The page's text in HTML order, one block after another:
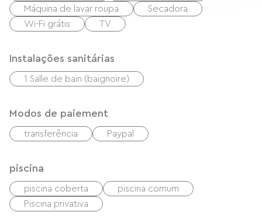
Máquina de lavar roupa
Secadora
Wi-Fi grátis
TV
Instalações sanitárias
1 Salle de bain (baignoire)
Modos de paiement
transferência Paypal
piscina
piscina coberta
piscina comum
Piscina privativa